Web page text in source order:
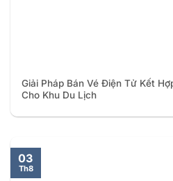
Giải Pháp Bán Vé Điện Tử Kết
Cho Khu Du Lịch
03
Th8